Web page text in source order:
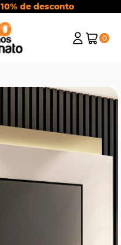
10% de desconto
0